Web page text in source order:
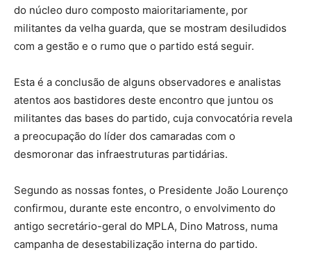
do núcleo duro composto maioritariamente, por
militantes da velha guarda, que se mostram desiludidos
com a gestão e o rumo que o partido está seguir.
Esta é a conclusão de alguns observadores e analistas
atentos aos bastidores deste encontro que juntou os
militantes das bases do partido, cuja convocatória revela
a preocupação do líder dos camaradas com o
desmoronar das infraestruturas partidárias.
Segundo as nossas fontes, o Presidente João Lourenço
confirmou, durante este encontro, o envolvimento do
antigo secretário-geral do MPLA, Dino Matross, numa
campanha de desestabilização interna do partido.